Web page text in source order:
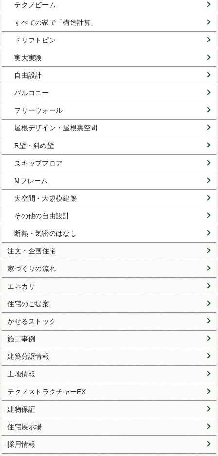
テクノビーム
すべての家で「構造計算」
ドリフトピン
実大実験
自由設計
バルコニー
フリーウォール
屋根デザイン・屋根裏空間
R壁・斜め壁
スキップフロア
Mフレーム
大空間・大規模建築
その他の自由設計
断熱・気密のはなし
注文・企画住宅
家づくりの流れ
エネカリ
住宅のご提案
かせるストック
施工事例
建築分譲情報
土地情報
テクノストラクチャーEX
建物保証
住宅展示場
採用情報